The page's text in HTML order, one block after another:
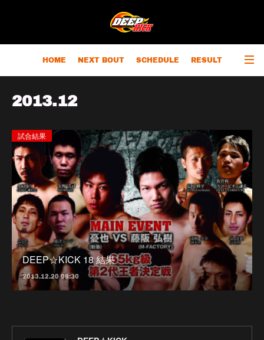
HOME NEXT BOUT SCHEDULE RESULT
2013.12
試合結果
DEEP☆KICK 18 結果
2013.12.20 08:30